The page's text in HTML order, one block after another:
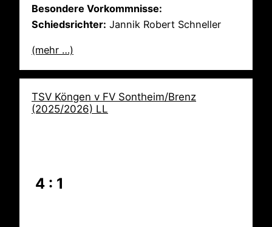
Besondere Vorkommnisse:
Schiedsrichter: Jannik Robert Schneller
(mehr …)
TSV Köngen v FV Sontheim/Brenz
(2025/2026) LL
4 : 1